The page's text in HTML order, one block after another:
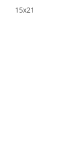
15x21